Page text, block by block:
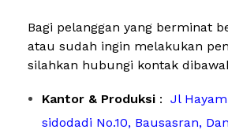
Bagi pelanggan yang berminat
atau sudah ingin melakukan
silahkan hubungi kontak
Kantor & Produksi: Jl
sidodadi No.10, Bausasran,